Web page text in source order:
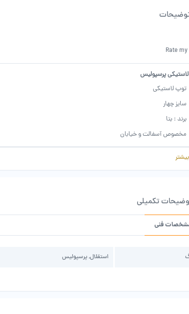
Rate
پرسپولیس
توپ لاستیکی
سایز چهار
برند : بتا
مخصوص آسفالت و خیابان
چاپ پرسپولیس
کیفیت درجه یک
بیشتر
تکمیلی
فنی
استقلال, پرسپولیس